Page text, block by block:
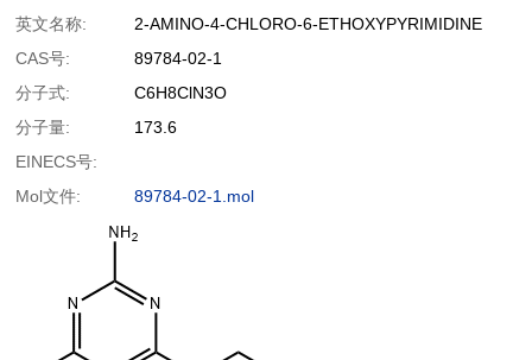
英文名称:
2-AMINO-4-CHLORO-6-ETHOXYPYRIMIDINE
CAS号:
89784-02-1
分子式:
C6H8ClN3O
分子量:
173.6
EINECS号:
Mol文件:
89784-02-1.mol